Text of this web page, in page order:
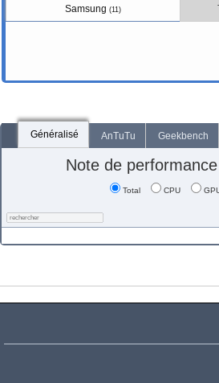
Samsung (11)
Généralisé AnTuTu Geekbench
Note de
Total CPU